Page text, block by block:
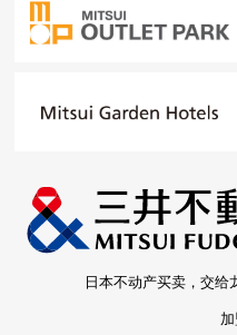
日本不动产买卖，交给